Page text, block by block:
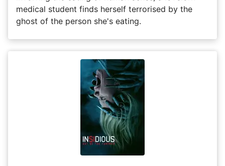
medical student finds herself terrorised by the
ghost of the person she's eating.